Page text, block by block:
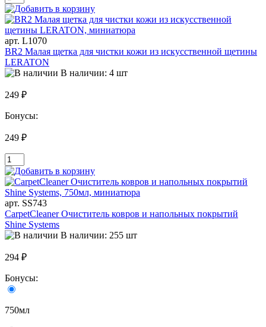
арт. L1070
BR2 Малая щетка для чистки кожи из искусственной щетины
LERATON
В наличии: 4 шт
249 ₽
Бонусы:
249 ₽
арт. SS743
CarpetCleaner Очиститель ковров и напольных покрытий
Shine Systems
В наличии: 255 шт
294 ₽
Бонусы:
750мл